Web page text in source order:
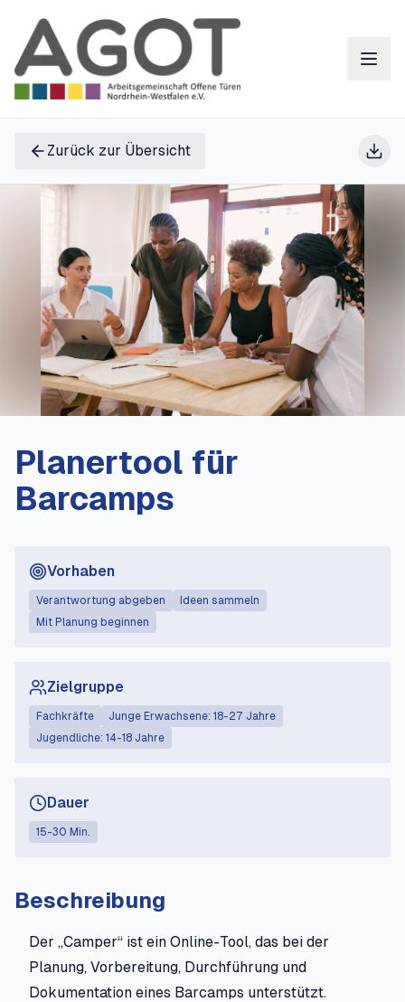
Zurück zur Übersicht
Planertool für
Barcamps
Vorhaben
Verantwortung abgeben
Ideen sammeln
Mit Planung beginnen
Zielgruppe
Fachkräfte
Junge Erwachsene: 18-27 Jahre
Jugendliche: 14-18 Jahre
Dauer
15-30 Min.
Beschreibung
Der „Camper“ ist ein Online-Tool, das bei der
Planung, Vorbereitung, Durchführung und
Dokumentation eines Barcamps unterstützt.